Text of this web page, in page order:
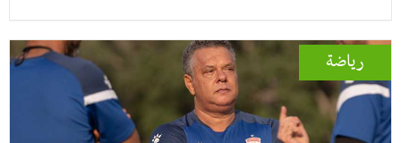
رياضة